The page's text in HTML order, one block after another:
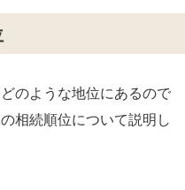
のような地位にあるので
相続順位について説明し